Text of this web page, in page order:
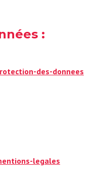
:
des-donnees
legales